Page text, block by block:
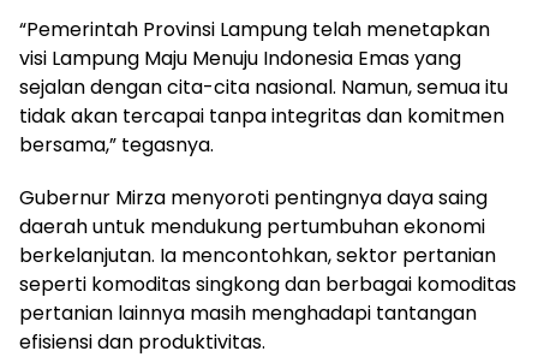
“Pemerintah Provinsi Lampung telah menetapkan
visi Lampung Maju Menuju Indonesia Emas yang
sejalan dengan cita-cita nasional. Namun, semua itu
tidak akan tercapai tanpa integritas dan komitmen
bersama,” tegasnya.
Gubernur Mirza menyoroti pentingnya daya saing
daerah untuk mendukung pertumbuhan ekonomi
berkelanjutan. Ia mencontohkan, sektor pertanian
seperti komoditas singkong dan berbagai komoditas
pertanian lainnya masih menghadapi tantangan
efisiensi dan produktivitas.